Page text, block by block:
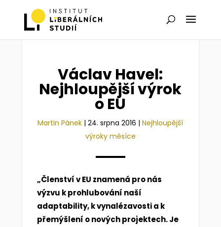
Václav Havel:
Nejhloupější výrok
o EU
Martin Pánek |24. srpna 2016 |Nejhloupější
výroky měsíce
„Členství v EU znamená pro nás
výzvu k prohlubování naší
adaptability, k vynalézavosti a k
přemýšlení o nových projektech. Je